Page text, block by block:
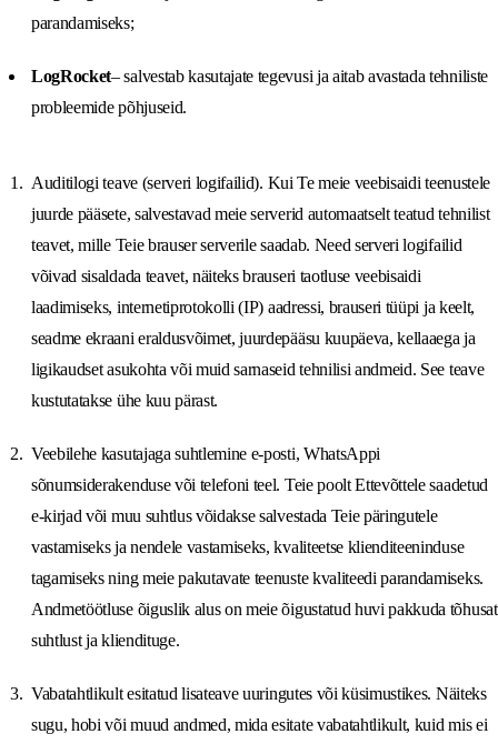
parandamiseks;
LogRocket– salvestab kasutajate tegevusi ja aitab avastada tehniliste
probleemide põhjuseid.
Auditilogi teave (serveri logifailid). Kui Te meie veebisaidi teenustele
juurde pääsete, salvestavad meie serverid automaatselt teatud tehnilist
teavet, mille Teie brauser serverile saadab. Need serveri logifailid
võivad sisaldada teavet, näiteks brauseri taotluse veebisaidi
laadimiseks, internetiprotokolli (IP) aadressi, brauseri tüüpi ja keelt,
seadme ekraani eraldusvõimet, juurdepääsu kuupäeva, kellaaega ja
ligikaudset asukohta või muid sarnaseid tehnilisi andmeid. See teave
kustutatakse ühe kuu pärast.
Veebilehe kasutajaga suhtlemine e-posti, WhatsAppi
sõnumsiderakenduse või telefoni teel. Teie poolt Ettevõttele saadetud
e-kirjad või muu suhtlus võidakse salvestada Teie päringutele
vastamiseks ja nendele vastamiseks, kvaliteetse klienditeeninduse
tagamiseks ning meie pakutavate teenuste kvaliteedi parandamiseks.
Andmetöötluse õiguslik alus on meie õigustatud huvi pakkuda tõhusat
suhtlust ja kliendituge.
Vabatahtlikult esitatud lisateave uuringutes või küsimustikes. Näiteks
sugu, hobi või muud andmed, mida esitate vabatahtlikult, kuid mis ei